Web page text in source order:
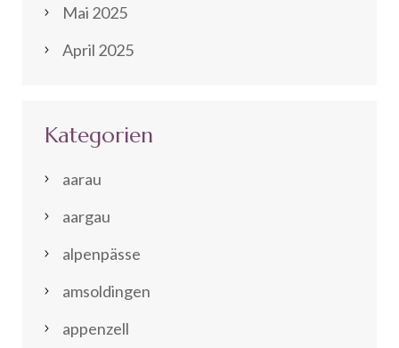
Mai 2025
April 2025
Kategorien
aarau
aargau
alpenpässe
amsoldingen
appenzell